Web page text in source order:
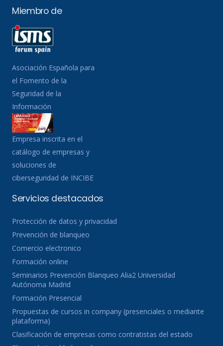
Miembro de
Asociación Española para
el Fomento de la
Seguridad de la
Información
Empresa inscrita en el
catálogo de empresas y
soluciones de
ciberseguridad de INCIBE
Servicios destacados
Protección de datos y privacidad
Prevención de blanqueo
Comercio electronico
Formación online
Seminarios Prevención Blanqueo Alia2 Universidad
Autónoma Madrid
Formación Presencial
Propuestas de cursos in company (presenciales o mediante
plataforma)
Clasificación de empresas como contratistas del estado